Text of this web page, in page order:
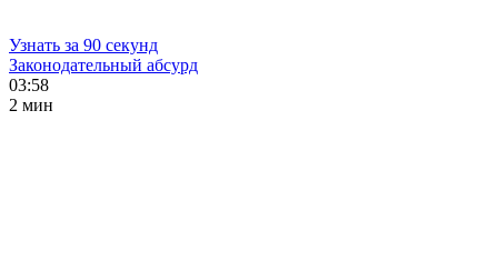
Узнать за 90 секунд
Законодательный абсурд
03:58
2 мин